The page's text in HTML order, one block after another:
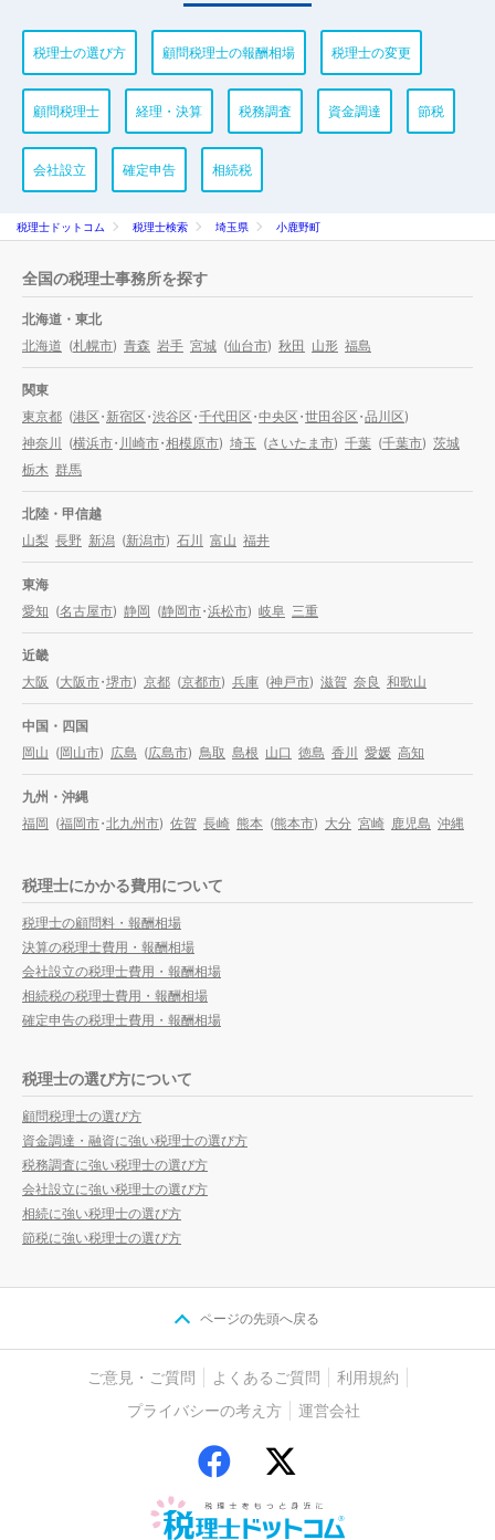
税理士の選び方 顧問税理士の報酬相場 税理士の変更
顧問税理士 経理・決算 税務調査 資金調達 節税
会社設立 確定申告 相続税
税理士ドットコム 税理士検索 埼玉県 小鹿野町
全国の税理士事務所を探す
北海道・東北
北海道 (札幌市) 青森 岩手 宮城 (仙台市) 秋田 山形 福島
関東
東京都 (港区・新宿区・渋谷区・千代田区・中央区・世田谷区・品川区)
神奈川
(横浜市・川崎市・相模原市) 埼玉 (さいたま市) 千葉 (千葉市) 茨城
栃木 群馬
北陸・甲信越
山梨 長野 新潟 (新潟市) 石川 富山 福井
東海
愛知 (名古屋市) 静岡 (静岡市・浜松市) 岐阜 三重
近畿
大阪 (大阪市・堺市) 京都 (京都市) 兵庫 (神戸市) 滋賀 奈良 和歌山
中国・四国
岡山 (岡山市) 広島 (広島市) 鳥取 島根 山口 徳島 香川 愛媛 高知
九州・沖縄
福岡 (福岡市・北九州市) 佐賀 長崎 熊本 (熊本市) 大分 宮崎 鹿児島 沖縄
税理士にかかる費用について
税理士の顧問料・報酬相場
決算の税理士費用・報酬相場
会社設立の税理士費用・報酬相場
相続税の税理士費用・報酬相場
確定申告の税理士費用・報酬相場
税理士の選び方について
顧問税理士の選び方
資金調達・融資に強い税理士の選び方
税務調査に強い税理士の選び方
会社設立に強い税理士の選び方
相続に強い税理士の選び方
節税に強い税理士の選び方
ページの先頭へ戻る
ご意見・ご質問 よくあるご質問
利用規約
プライバシーの考え方
運営会社